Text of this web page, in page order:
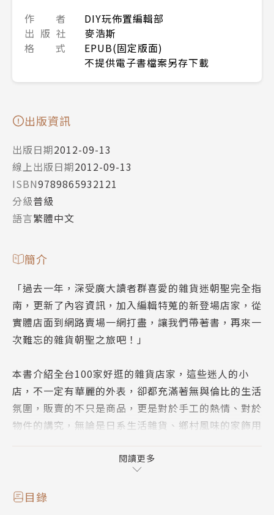
作 者
DIY玩佈置編輯部
出 版 社
麥浩斯
格 式
EPUB(固定版面)
不提供電子書檔案另存下載
出版資訊
出版日期2012-09-13
線上出版日期2012-09-13
ISBN9789865932121
分級普級
語言繁體中文
簡介
「過去一年，深受廣大讀者群喜愛的雜貨迷朝聖完全指
南，更新了內容資訊，加入編輯特蒐的新登場店家，從
實體店面到網路賣場一網打盡，讓我們帶著書，再來一
次難忘的雜貨朝聖之旅吧！」
本書介紹全台100家好逛的雜貨店家，這些迷人的小
店，不一定有華麗的外表，卻都充滿著無與倫比的生活
氛圍，販賣的不只是商品，更是對於手工的熱情、對於
物件的講究，無論是日系生活雜貨、鄉村風味的家飾用
手工創作，雜貨之所以讓人著迷，正是因為背後蘊藏著
閱讀更多
目錄